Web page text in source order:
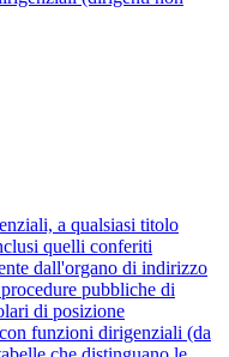
a qualsiasi titolo
quelli conferiti
dall'organo di indirizzo
pubbliche di
di posizione
funzioni dirigenziali (da